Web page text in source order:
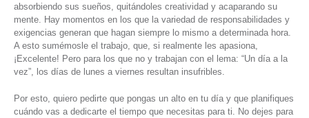
absorbiendo sus sueños, quitándoles creatividad y acaparando su
mente. Hay momentos en los que la variedad de responsabilidades y
exigencias generan que hagan siempre lo mismo a determinada hora.
A esto sumémosle el trabajo, que, si realmente les apasiona,
¡Excelente! Pero para los que no y trabajan con el lema: “Un día a la
vez”, los días de lunes a viernes resultan insufribles.
Por esto, quiero pedirte que pongas un alto en tu día y que planifiques
cuándo vas a dedicarte el tiempo que necesitas para ti. No dejes para